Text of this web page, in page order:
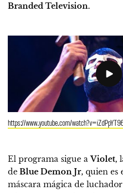
Branded Television.
https://www.youtube.com/
El programa sigue aViolet,
de Blue Demon Jr, quien es
máscara mágica de